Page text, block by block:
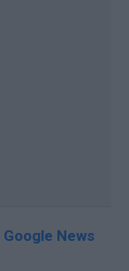
Google News